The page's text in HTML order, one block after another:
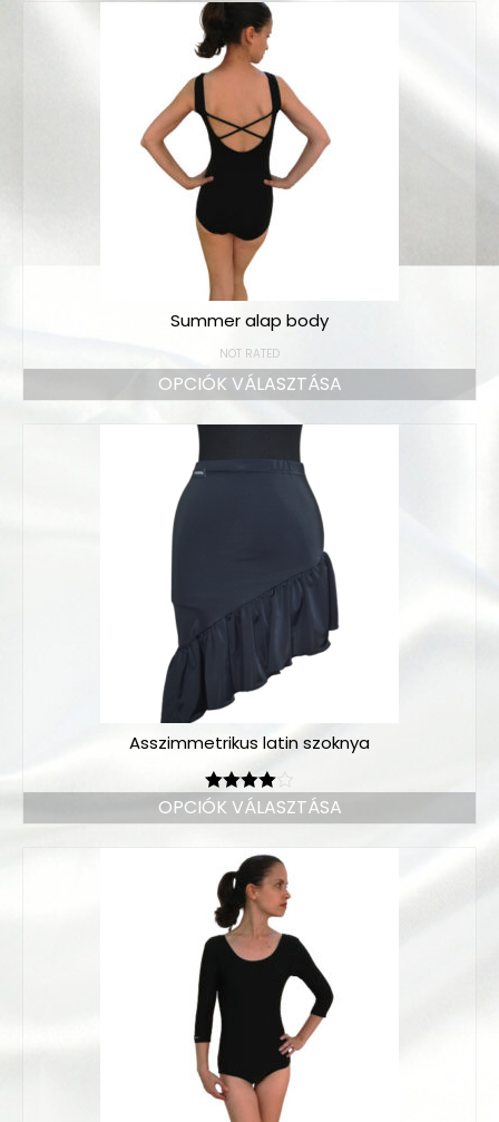
Summer alap body
NOT RATED
OPCIÓK VÁLASZTÁSA
Asszimmetrikus latin szoknya
Értékelés:
4.00/ 5
OPCIÓK VÁLASZTÁSA